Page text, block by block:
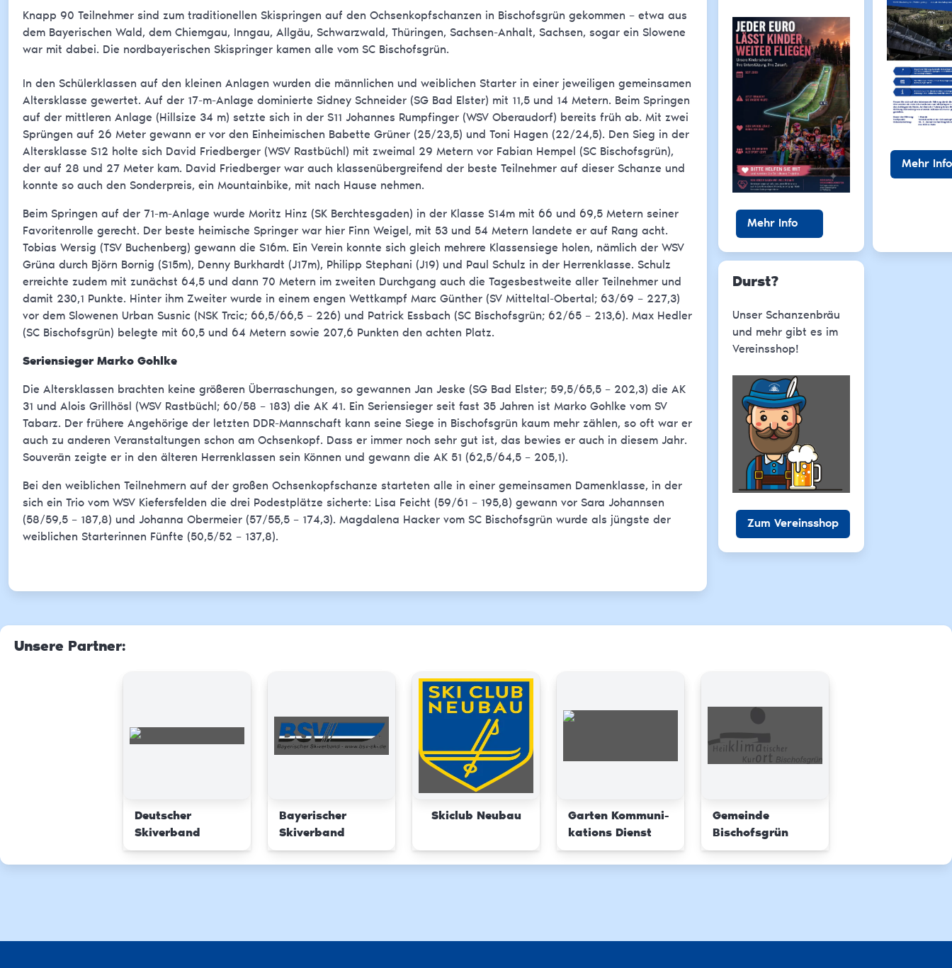
Knapp 90 Teilnehmer sind zum traditionellen Skispringen auf den Ochsenkopfschanzen in Bischofsgrün gekommen – etwa aus
dem Bayerischen Wald, dem Chiemgau, Inngau, Allgäu, Schwarzwald, Thüringen, Sachsen-Anhalt, Sachsen, sogar ein Slowene
war mit dabei. Die nordbayerischen Skispringer kamen alle vom SC Bischofsgrün.
In den Schülerklassen auf den kleinen Anlagen wurden die männlichen und weiblichen Starter in einer jeweiligen gemeinsamen
Altersklasse gewertet. Auf der 17-m-Anlage dominierte Sidney Schneider (SG Bad Elster) mit 11,5 und 14 Metern. Beim Springen
auf der mittleren Anlage (Hillsize 34 m) setzte sich in der S11 Johannes Rumpfinger (WSV Oberaudorf) bereits früh ab. Mit zwei
Sprüngen auf 26 Meter gewann er vor den Einheimischen Babette Grüner (25/23,5) und Toni Hagen (22/24,5). Den Sieg in der
Altersklasse S12 holte sich David Friedberger (WSV Rastbüchl) mit zweimal 29 Metern vor Fabian Hempel (SC Bischofsgrün),
der auf 28 und 27 Meter kam. David Friedberger war auch klassenübergreifend der beste Teilnehmer auf dieser Schanze und
konnte so auch den Sonderpreis, ein Mountainbike, mit nach Hause nehmen.
Beim Springen auf der 71-m-Anlage wurde Moritz Hinz (SK Berchtesgaden) in der Klasse S14m mit 66 und 69,5 Metern seiner
Favoritenrolle gerecht. Der beste heimische Springer war hier Finn Weigel, mit 53 und 54 Metern landete er auf Rang acht.
Tobias Wersig (TSV Buchenberg) gewann die S16m. Ein Verein konnte sich gleich mehrere Klassensiege holen, nämlich der WSV
Grüna durch Björn Bornig (S15m), Denny Burkhardt (J17m), Philipp Stephani (J19) und Paul Schulz in der Herrenklasse. Schulz
erreichte zudem mit zunächst 64,5 und dann 70 Metern im zweiten Durchgang auch die Tagesbestweite aller Teilnehmer und
damit 230,1 Punkte. Hinter ihm Zweiter wurde in einem engen Wettkampf Marc Günther (SV Mitteltal-Obertal; 63/69 – 227,3)
vor dem Slowenen Urban Susnic (NSK Trcic; 66,5/66,5 – 226) und Patrick Essbach (SC Bischofsgrün; 62/65 – 213,6). Max Hedler
(SC Bischofsgrün) belegte mit 60,5 und 64 Metern sowie 207,6 Punkten den achten Platz.
Seriensieger Marko Gohlke
Die Altersklassen brachten keine größeren Überraschungen, so gewannen Jan Jeske (SG Bad Elster; 59,5/65,5 – 202,3) die AK
31 und Alois Grillhösl (WSV Rastbüchl; 60/58 – 183) die AK 41. Ein Seriensieger seit fast 35 Jahren ist Marko Gohlke vom SV
Tabarz. Der frühere Angehörige der letzten DDR-Mannschaft kann seine Siege in Bischofsgrün kaum mehr zählen, so oft war er
auch zu anderen Veranstaltungen schon am Ochsenkopf. Dass er immer noch sehr gut ist, das bewies er auch in diesem Jahr.
Souverän zeigte er in den älteren Herrenklassen sein Können und gewann die AK 51 (62,5/64,5 – 205,1).
Bei den weiblichen Teilnehmern auf der großen Ochsenkopfschanze starteten alle in einer gemeinsamen Damenklasse, in der
sich ein Trio vom WSV Kiefersfelden die drei Podestplätze sicherte: Lisa Feicht (59/61 – 195,8) gewann vor Sara Johannsen
(58/59,5 – 187,8) und Johanna Obermeier (57/55,5 – 174,3). Magdalena Hacker vom SC Bischofsgrün wurde als jüngste der
weiblichen Starterinnen Fünfte (50,5/52 – 137,8).
Mehr Info
Mehr Info
Durst?
Unser Schanzenbräu
und mehr gibt es im
Vereinsshop!
Zum Vereinsshop
Unsere Partner:
Deutscher
Skiverband
Bayerischer
Skiverband
Skiclub Neubau
Garten Kommuni-
kations Dienst
Gemeinde
Bischofsgrün